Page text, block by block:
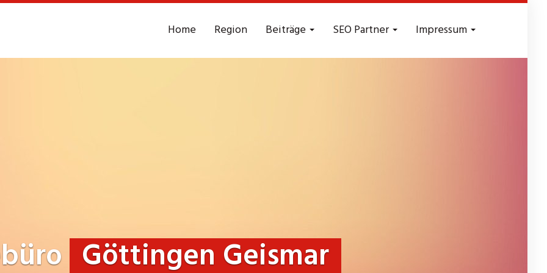
Home Region Beiträge SEO Partner Impressum
Göttingen Geismar